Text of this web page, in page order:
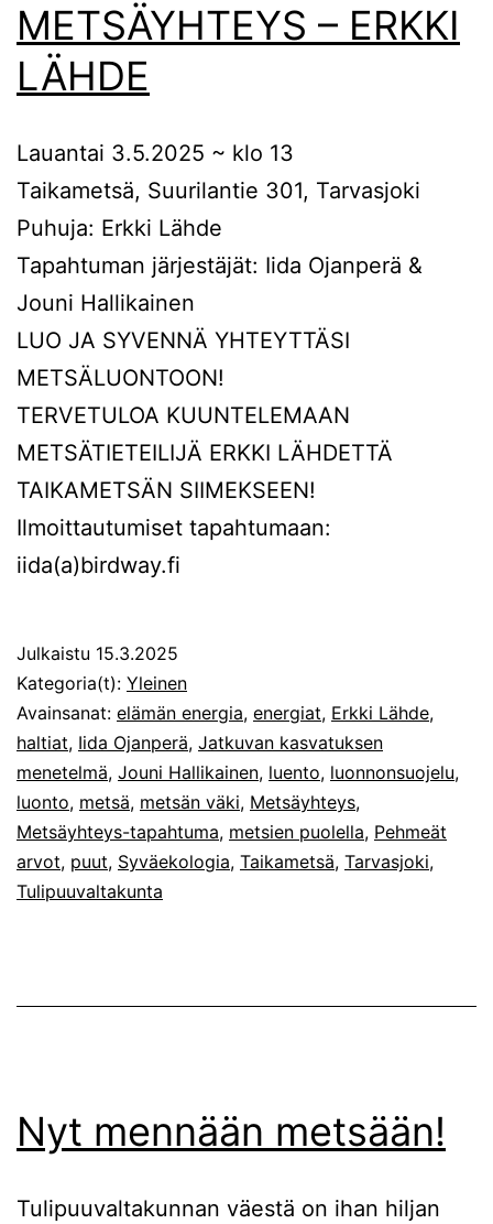
METSÄYHTEYS – ERKKI
LÄHDE
Lauantai 3.5.2025 ~ klo 13
Taikametsä, Suurilantie 301, Tarvasjoki
Puhuja: Erkki Lähde
Tapahtuman järjestäjät: Iida Ojanperä &
Jouni Hallikainen
LUO JA SYVENNÄ YHTEYTTÄSI
METSÄLUONTOON!
TERVETULOA KUUNTELEMAAN
METSÄTIETEILIJÄ ERKKI LÄHDETTÄ
TAIKAMETSÄN SIIMEKSEEN!
Ilmoittautumiset tapahtumaan:
iida(a)birdway.fi
Julkaistu 15.3.2025
Kategoria(t): Yleinen
Avainsanat: elämän energia, energiat, Erkki Lähde,
haltiat, Iida Ojanperä, Jatkuvan kasvatuksen
menetelmä, Jouni Hallikainen, luento, luonnonsuojelu,
luonto, metsä, metsän väki, Metsäyhteys,
Metsäyhteys-tapahtuma, metsien puolella, Pehmeät
arvot, puut, Syväekologia, Taikametsä, Tarvasjoki,
Tulipuuvaltakunta
Nyt mennään metsään!
Tulipuuvaltakunnan väestä on ihan hiljan